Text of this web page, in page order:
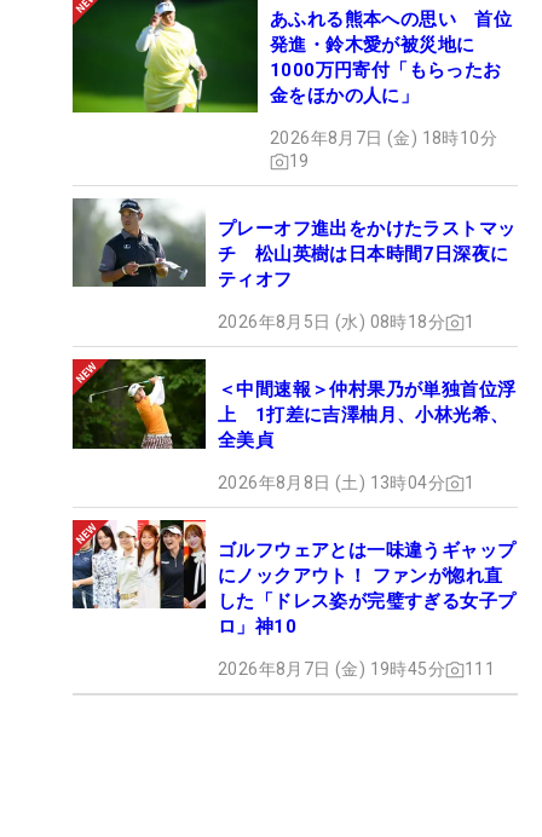
あふれる熊本への思い 首位
発進・鈴木愛が被災地に
1000万円寄付「もらったお
金をほかの人に」
2026年8月7日 (金) 18時10分
19
プレーオフ進出をかけたラストマッ
チ 松山英樹は日本時間7日深夜に
ティオフ
2026年8月5日 (水) 08時18分 1
＜中間速報＞仲村果乃が単独首位浮
上 1打差に吉澤柚月、小林光希、
全美貞
2026年8月8日 (土) 13時04分 1
ゴルフウェアとは一味違うギャップ
にノックアウト！ ファンが惚れ直
した「ドレス姿が完璧すぎる女子プ
ロ」神10
2026年8月7日 (金) 19時45分 111